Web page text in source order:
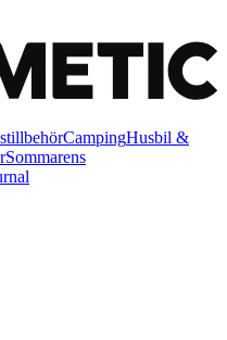
CampingHusbil &
Sommarens